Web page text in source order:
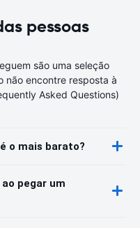
pessoas
são uma seleção
não encontre resposta à
Asked Questions)
o mais barato?
pegar um